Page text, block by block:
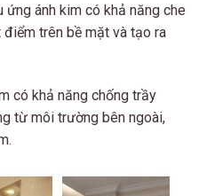
ứng ánh kim có khả năng che
trên bề mặt và tạo ra
có khả năng chống trầy
từ môi trường bên ngoài,